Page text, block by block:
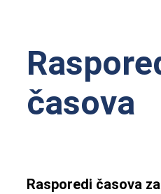
časova
Rasporedi časova za